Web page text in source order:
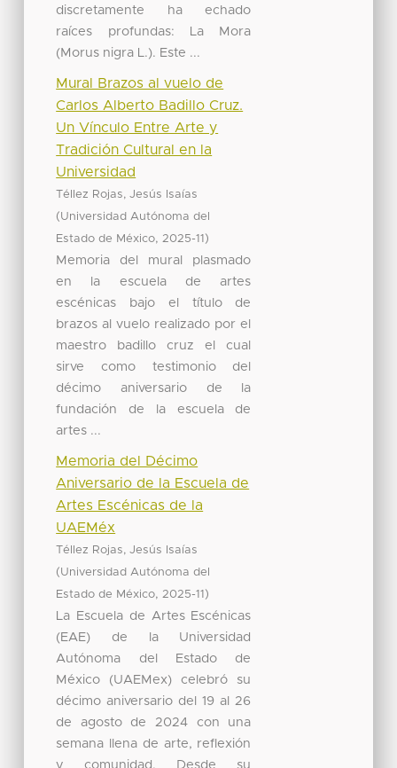
discretamente ha echado
raíces profundas: La Mora
(Morus nigra L.). Este ...
Mural Brazos al vuelo de
Carlos Alberto Badillo Cruz.
Un Vínculo Entre Arte y
Tradición Cultural en la
Universidad
Téllez Rojas, Jesús Isaías
(Universidad Autónoma del
Estado de México, 2025-11 )
Memoria del mural plasmado
en la escuela de artes
escénicas bajo el título de
brazos al vuelo realizado por el
maestro badillo cruz el cual
sirve como testimonio del
décimo aniversario de la
fundación de la escuela de
artes ...
Memoria del Décimo
Aniversario de la Escuela de
Artes Escénicas de la
UAEMéx
Téllez Rojas, Jesús Isaías
(Universidad Autónoma del
Estado de México, 2025-11 )
La Escuela de Artes Escénicas
(EAE) de la Universidad
Autónoma del Estado de
México (UAEMex) celebró su
décimo aniversario del 19 al 26
de agosto de 2024 con una
semana llena de arte, reflexión
y comunidad. Desde su